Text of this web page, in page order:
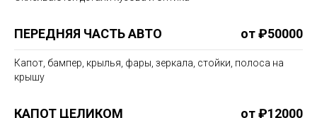
ПЕРЕДНЯЯ ЧАСТЬ АВТО от ₽50000
Капот, бампер, крылья, фары, зеркала, стойки, полоса на
крышу
КАПОТ ЦЕЛИКОМ от ₽12000